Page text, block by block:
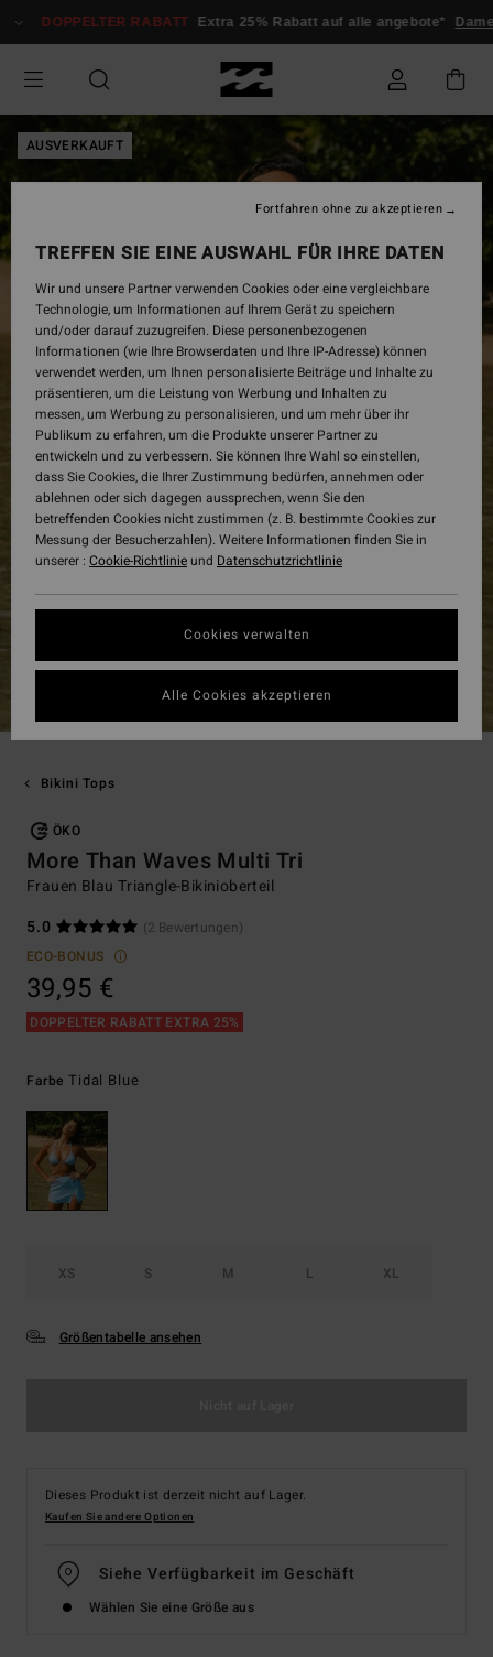
zur
springen
DOPPELTER RABATT Extra 25% Rabatt auf alle angebote*
AUSVERKAUFT
Bikini Tops
ÖKO
More Than Waves Multi Tri
Frauen Blau Triangle-Bikinioberteil
5.0
(2 Bewertungen)
ECO-BONUS
39,95 €
DOPPELTER RABATT EXTRA 25%
FarbeTidal Blue
XS S M L XL
Größentabelle ansehen
Dieses Produkt ist derzeit nicht auf Lager.
Kaufen Sie andere Optionen
Siehe Verfügbarkeit im Geschäft
Wählen Sie eine Größe aus
TREFFEN SIE EINE AUSWAHL FÜR IHRE DATEN
Wir und unsere Partner verwenden Cookies oder eine vergleichbare
Technologie, um Informationen auf Ihrem Gerät zu speichern
und/oder darauf zuzugreifen. Diese personenbezogenen
Informationen (wie Ihre Browserdaten und Ihre IP-Adresse) können
verwendet werden, um Ihnen personalisierte Beiträge und Inhalte zu
präsentieren, um die Leistung von Werbung und Inhalten zu
messen, um Werbung zu personalisieren, und um mehr über ihr
Publikum zu erfahren, um die Produkte unserer Partner zu
entwickeln und zu verbessern. Sie können Ihre Wahl so einstellen,
dass Sie Cookies, die Ihrer Zustimmung bedürfen, annehmen oder
ablehnen oder sich dagegen aussprechen, wenn Sie den
betreffenden Cookies nicht zustimmen (z. B. bestimmte Cookies zur
Messung der Besucherzahlen). Weitere Informationen finden Sie in
unserer : Cookie-Richtlinieund Datenschutzrichtlinie
Cookies verwalten
Fortfahren ohne zu akzeptieren
Alle Cookies akzeptieren